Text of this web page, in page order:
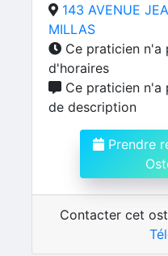
143 AVENUE
MILLAS
Ce praticien n'a
d'horaires
Ce praticien n'a
de description
Prendre
Contacter cet